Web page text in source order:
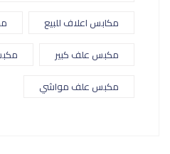
مكابس اعلاف للبيع
مكبس علف كبير
مكبس علف مواشي